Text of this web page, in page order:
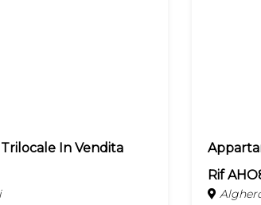
In Vendita
Rif